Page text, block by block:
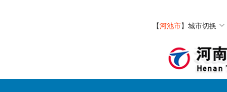
【河池市】 城市切换